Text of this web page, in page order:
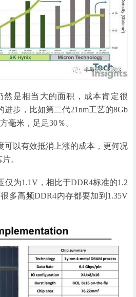
然是相当大的面积，成本肯定很
步，比如第二代21nm工艺的8Gb
毫米，足足30％。
可以有效抵消上涨的成本，更何况
。
仅为1.1V，相比于DDR4标准的1.2
多高频DDR4内存都要加到1.35V